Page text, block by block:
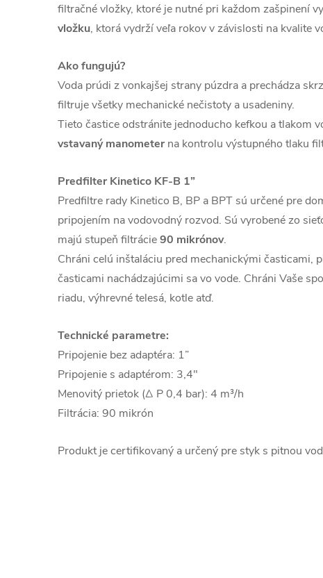
filtračné vložky, ktoré je nutné pri každom zašpinení
vložku, ktorá vydrží veľa rokov v závislosti na kvalite
Ako fungujú?
Voda prúdi z vonkajšej strany púzdra a prechádza
filtruje všetky mechanické nečistoty a usadeniny.
Tieto častice odstránite jednoducho kefkou a tlakom
vstavaný manometer na kontrolu výstupného tlaku
Predfilter Kinetico KF-B 1”
Predfiltre rady Kinetico B, BP a BPT sú určené pre
pripojením na vodovodný rozvod. Sú vyrobené zo
majú stupeň filtrácie90 mikrónov.
Chráni celú inštaláciu pred mechanickými časticami,
časticami nachádzajúcimi sa vo vode. Chráni Vaše
riadu, výhrevné telesá, kotle atď.
Technické parametre:
Pripojenie bez adaptéra: 1”
Pripojenie s adaptérom: 3,4″
Menovitý prietok (Δ P 0,4 bar): 4 m³/h
Filtrácia: 90 mikrón
Produkt je certifikovaný a určený pre styk s pitnou